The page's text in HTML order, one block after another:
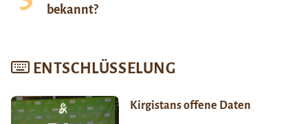
bekannt?
ENTSCHLÜSSELUNG
Kirgistans offene Daten